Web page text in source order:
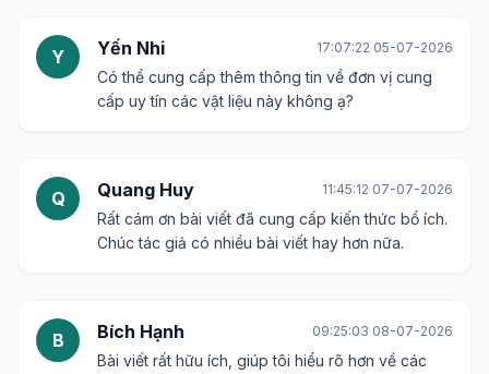
Y Yến Nhi 17:07:22 05-07-2026
Có thể cung cấp thêm thông tin về đơn vị cung
cấp uy tín các vật liệu này không ạ?
Q Quang Huy 11:45:12 07-07-2026
Rất cám ơn bài viết đã cung cấp kiến thức bổ ích.
Chúc tác giả có nhiều bài viết hay hơn nữa.
B Bích Hạnh 09:25:03 08-07-2026
Bài viết rất hữu ích, giúp tôi hiểu rõ hơn về các